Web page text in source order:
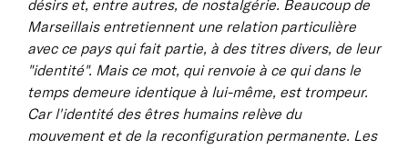
désirs et, entre autres, de nostalgérie. Beaucoup de
Marseillais entretiennent une relation particulière
avec ce pays qui fait partie, à des titres divers, de leur
"identité". Mais ce mot, qui renvoie à ce qui dans le
temps demeure identique à lui-même, est trompeur.
Car l'identité des êtres humains relève du
mouvement et de la reconfiguration permanente. Les